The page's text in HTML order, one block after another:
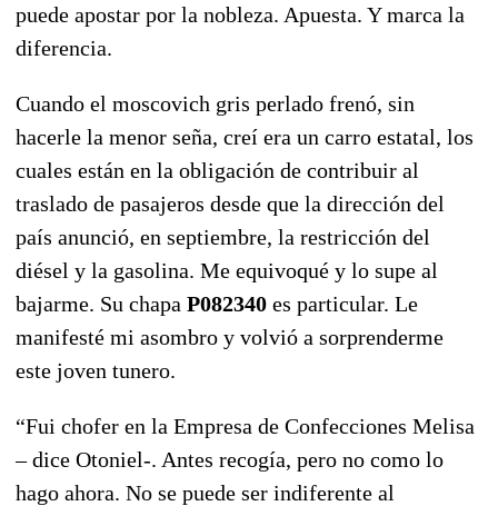
puede apostar por la nobleza. Apuesta. Y marca la
diferencia.
Cuando el moscovich gris perlado frenó, sin
hacerle la menor seña, creí era un carro estatal, los
cuales están en la obligación de contribuir al
traslado de pasajeros desde que la dirección del
país anunció, en septiembre, la restricción del
diésel y la gasolina. Me equivoqué y lo supe al
bajarme. Su chapa P082340 es particular. Le
manifesté mi asombro y volvió a sorprenderme
este joven tunero.
“Fui chofer en la Empresa de Confecciones Melisa
– dice Otoniel-. Antes recogía, pero no como lo
hago ahora. No se puede ser indiferente al